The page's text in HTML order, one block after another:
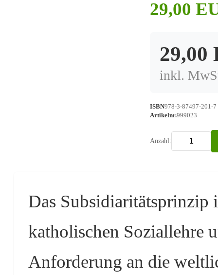
29,00
29,00
inkl.
ISBN978-3-87497-201-7
Artikelnr.999023
Anzahl:
Das Subsidiaritätsprinzip
katholischen Soziallehre
Anforderung an die